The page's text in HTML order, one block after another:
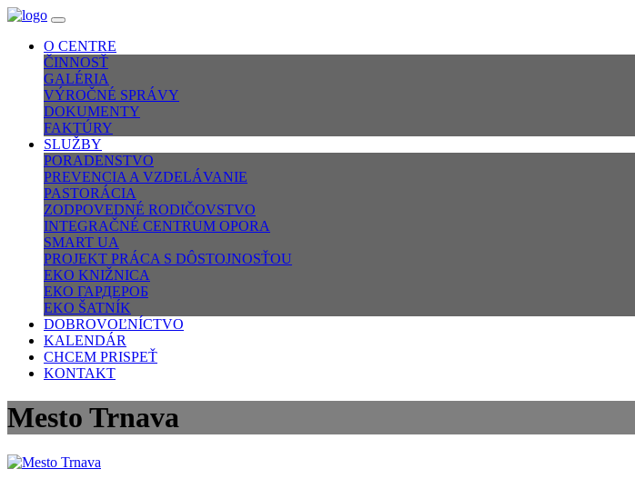
O CENTRE
ČINNOSŤ
GALÉRIA
VÝROČNÉ SPRÁVY
DOKUMENTY
FAKTÚRY
SLUŽBY
PORADENSTVO
PREVENCIA A VZDELÁVANIE
PASTORÁCIA
ZODPOVEDNÉ RODIČOVSTVO
INTEGRAČNÉ CENTRUM OPORA
SMART UA
PROJEKT PRÁCA S DÔSTOJNOSŤOU
EKO KNIŽNICA
ЕКО ГАРДЕРОБ
EKO ŠATNÍK
DOBROVOĽNÍCTVO
KALENDÁR
CHCEM PRISPEŤ
KONTAKT
Mesto Trnava